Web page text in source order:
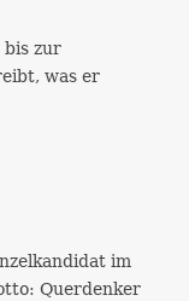
bis zur
was er
im
Querdenker